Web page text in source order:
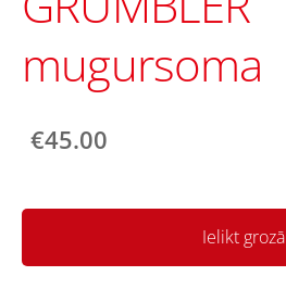
mugursoma
€45.00
Ielikt grozā